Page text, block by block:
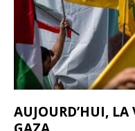
AUJOURD’HUI, LA